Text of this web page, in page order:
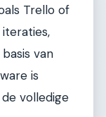
Trello of
van
is
volledige